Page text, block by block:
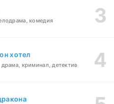
комедия
хотел
криминал, детектив